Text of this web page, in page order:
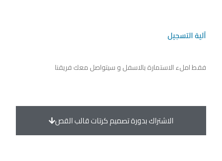
آلية التسجيل
فقط املء الاستمارة بالاسفل و سيتواصل معك فريقنا
الاشتراك بدورة تصميم كرتات قالب القص